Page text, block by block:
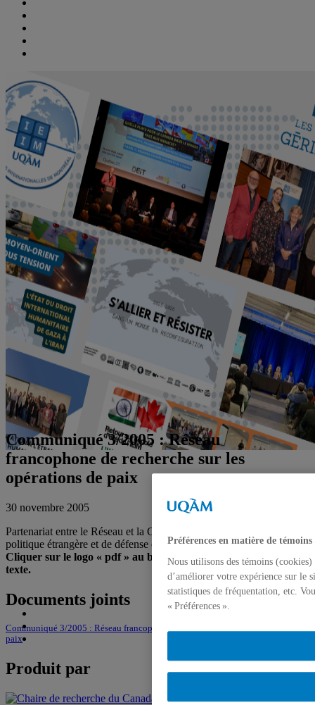
Communiqué 3/2005 : Réseau
francophone de recherche sur les
opérations de paix
30 novembre 2005
Partenariat entre le Réseau et la Chaire de recherche du Canada en
politique étrangère et de défense canadiennes de l'UQAM
Cliquer sur le logo « pdf » au bas de la page pour obtenir le
texte.
Documents joints
Communiqué 3/2005 : Réseau francophone de recherche sur les opérations de
paix
Produit par
Préférences en matière de témoins
Nous utilisons des témoins
d’améliorer votre expérience sur le
statistiques de fréquentation, etc.
« Préférences ».